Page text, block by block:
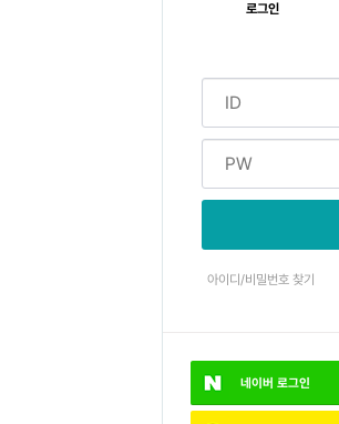
로그인
아이디/비밀번호 찾기
네이버 로그인